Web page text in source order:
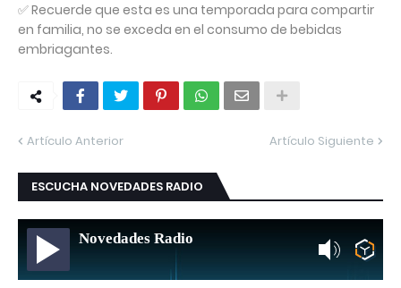
✅ Recuerde que esta es una temporada para compartir
en familia, no se exceda en el consumo de bebidas
embriagantes.
Artículo Anterior Artículo Siguiente
ESCUCHA NOVEDADES RADIO
Novedades Radio